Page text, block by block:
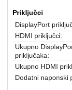
Priključci
DisplayPort
HDMI priključci:
Ukupno
priključaka:
Ukupno HDMI
Dodatni naponski